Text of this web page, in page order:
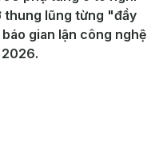
thung lũng từng "đầy
gian lận công nghệ